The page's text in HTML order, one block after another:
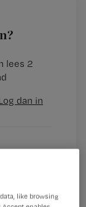
lees 2
dan in
like browsing